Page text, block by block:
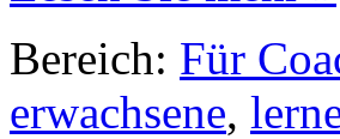
Bereich: Für
erwachsene,